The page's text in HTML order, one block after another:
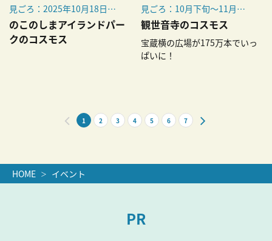
見ごろ：2025年10月18日
（土）ごろ
例年見ごろ：早咲きコスモ
ス 10月上旬～下旬／遅咲き
のこのしまアイランドパー
クのコスモス
見ごろ：10月下旬～11月上
旬ごろ
観世音寺のコスモス
宝蔵横の広場が175万本でいっ
ぱいに！
1 2 3 4 5 6 7
HOME イベント
PR